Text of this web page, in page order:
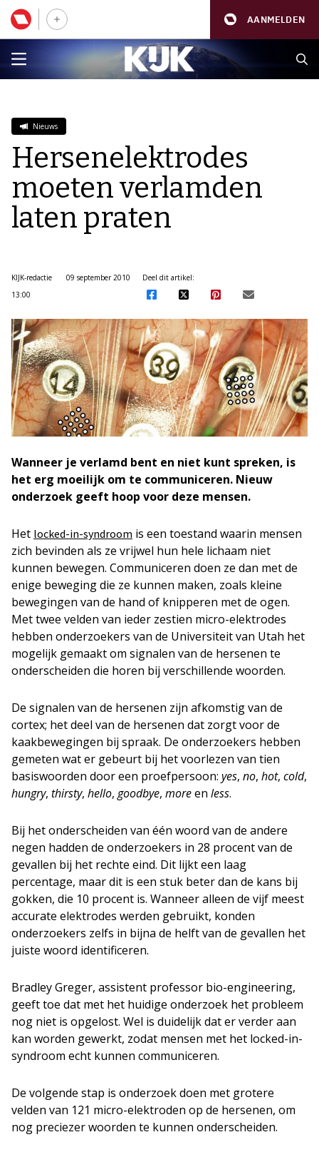
AANMELDEN
Nieuws
Hersenelektrodes
moeten verlamden
laten praten
KIJK-redactie
09 september 2010
13:00
Deel dit artikel:
Wanneer je verlamd bent en niet kunt spreken, is
het erg moeilijk om te communiceren. Nieuw
onderzoek geeft hoop voor deze mensen.
Het locked-in-syndroom is een toestand waarin mensen
zich bevinden als ze vrijwel hun hele lichaam niet
kunnen bewegen. Communiceren doen ze dan met de
enige beweging die ze kunnen maken, zoals kleine
bewegingen van de hand of knipperen met de ogen.
Met twee velden van ieder zestien micro-elektrodes
hebben onderzoekers van de Universiteit van Utah het
mogelijk gemaakt om signalen van de hersenen te
onderscheiden die horen bij verschillende woorden.
De signalen van de hersenen zijn afkomstig van de
cortex; het deel van de hersenen dat zorgt voor de
kaakbewegingen bij spraak. De onderzoekers hebben
gemeten wat er gebeurt bij het voorlezen van tien
basiswoorden door een proefpersoon: yes, no, hot, cold,
hungry, thirsty, hello, goodbye, moreen less.
Bij het onderscheiden van één woord van de andere
negen hadden de onderzoekers in 28 procent van de
gevallen bij het rechte eind. Dit lijkt een laag
percentage, maar dit is een stuk beter dan de kans bij
gokken, die 10 procent is. Wanneer alleen de vijf meest
accurate elektrodes werden gebruikt, konden
onderzoekers zelfs in bijna de helft van de gevallen het
juiste woord identificeren.
Bradley Greger, assistent professor bio-engineering,
geeft toe dat met het huidige onderzoek het probleem
nog niet is opgelost. Wel is duidelijk dat er verder aan
kan worden gewerkt, zodat mensen met het locked-in-
syndroom echt kunnen communiceren.
De volgende stap is onderzoek doen met grotere
velden van 121 micro-elektroden op de hersenen, om
nog preciezer woorden te kunnen onderscheiden.